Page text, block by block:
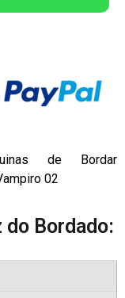
de Bordar
02
Bordado: